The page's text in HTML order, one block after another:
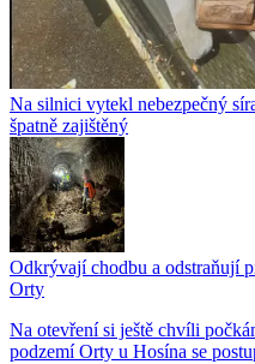
Na silnici vytekl nebezpečný
špatně zajištěný
Odkrývají chodbu a odstraňují
Orty
Na otevření si ještě chvíli
podzemí Orty u Hosína se